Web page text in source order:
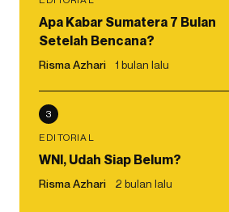
Apa Kabar Sumatera 7 Bulan
Setelah Bencana?
Risma Azhari 1 bulan lalu
3
EDITORIAL
WNI, Udah Siap Belum?
Risma Azhari 2 bulan lalu